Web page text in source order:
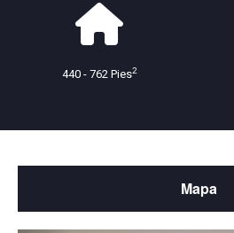
440 - 762 Pies2
Mapa